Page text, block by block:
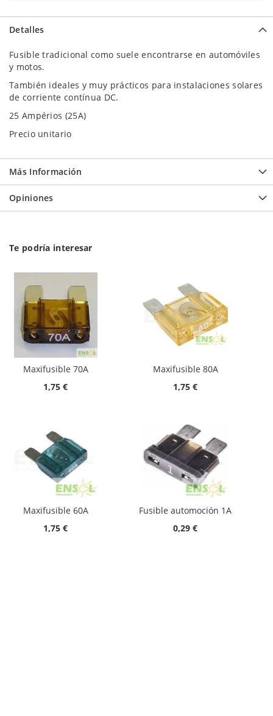
Detalles
Fusible tradicional como suele encontrarse en automóviles
y motos.
También ideales y muy prácticos para instalaciones solares
de corriente contínua DC.
25 Ampérios (25A)
Precio unitario
Más Información
Opiniones
Te podría interesar
Maxifusible 70A
1,75 €
Maxifusible 80A
1,75 €
Maxifusible 60A
1,75 €
Fusible automoción 1A
0,29 €